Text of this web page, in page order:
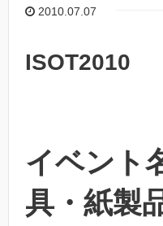
2010.07.07
ISOT2010
イベント
具・紙製